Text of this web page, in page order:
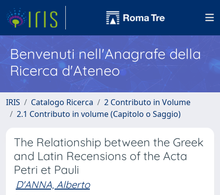
Benvenuti nell'Anagrafe della
Ricerca d'Ateneo
IRIS Catalogo Ricerca
2 Contributo in Volume
2.1 Contributo in volume (Capitolo o Saggio)
The Relationship between the Greek
and Latin Recensions of the Acta
Petri et Pauli
D'ANNA, Alberto